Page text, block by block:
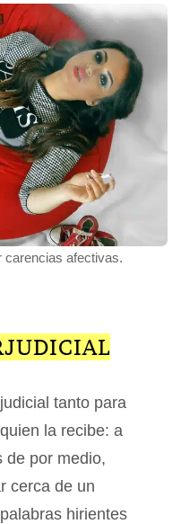
carencias afectivas.
tanto para
la recibe: a
de por medio,
cerca de un
hirientes